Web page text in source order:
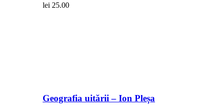
lei 25.00
Geografia uitării – Ion Pleșa